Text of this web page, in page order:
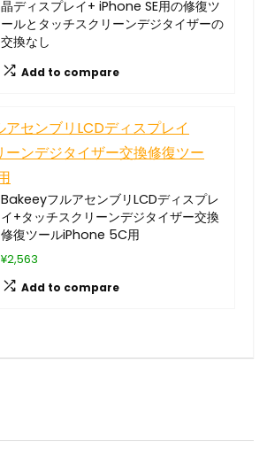
晶ディスプレイ+ iPhone SE用の修復ツ
ールとタッチスクリーンデジタイザーの
交換なし
Add to compare
BakeeyフルアセンブリLCDディスプレ
イ+タッチスクリーンデジタイザー交換
修復ツールiPhone 5C用
¥2,563
Add to compare